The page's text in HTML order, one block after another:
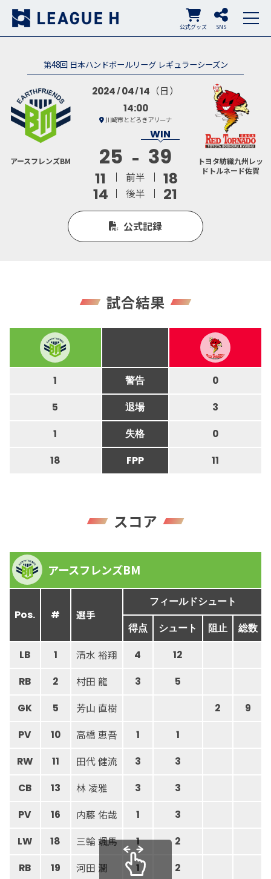
SNS
公式グッズ
第48回 日本ハンドボールリーグ レギュラーシーズン
アースフレンズBM
2024 04 14 （日）
14:00
川崎市とどろきアリーナ
25 39
11 前半
18
14
後半 21
トヨタ紡織九州レッ
ドトルネード佐賀
公式記録
試合結果
1 警告 0
5 退場 3
1 失格 0
18 FPP 11
スコア
アースフレンズBM
Pos. # 選手
フィールドシュート
得点 シュート 阻止 総数
LB 1 清水 裕翔 4 12
RB 2 村田 龍 3 5
GK 5 芳山 直樹 2 9
PV 10 高橋 恵吾 1 1
RW 11 田代 健流 3 3
CB 13 林 凌雅 3 3
PV 16 内藤 佑哉 1 3
LW 18 三輪 颯馬 1 2
RB 19 河田 潤 1 2